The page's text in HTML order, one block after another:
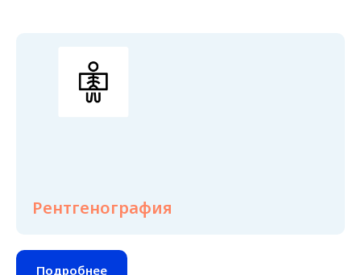
Рентгенография
Подробнее